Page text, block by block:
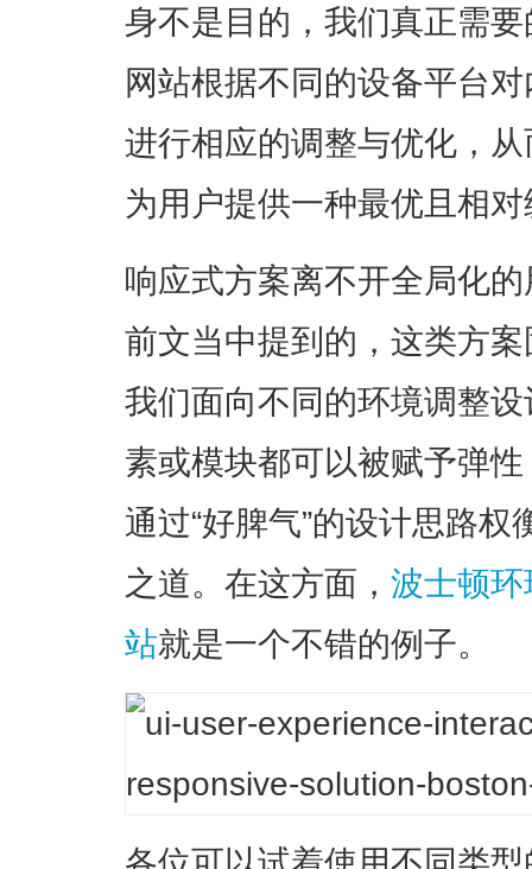
身不是目的，我们真正需
网站根据不同的设备平台
进行相应的调整与优化，
为用户提供一种最优且相
响应式方案离不开全局化
前文当中提到的，这类方
我们面向不同的环境调整
素或模块都可以被赋予弹
通过“好脾气”的设计思路
之道。在这方面， 波士顿环
站就是一个不错的例子。